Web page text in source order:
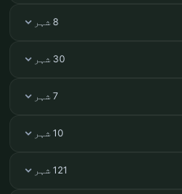
8 شہر
30 شہر
7 شہر
10 شہر
121 شہر